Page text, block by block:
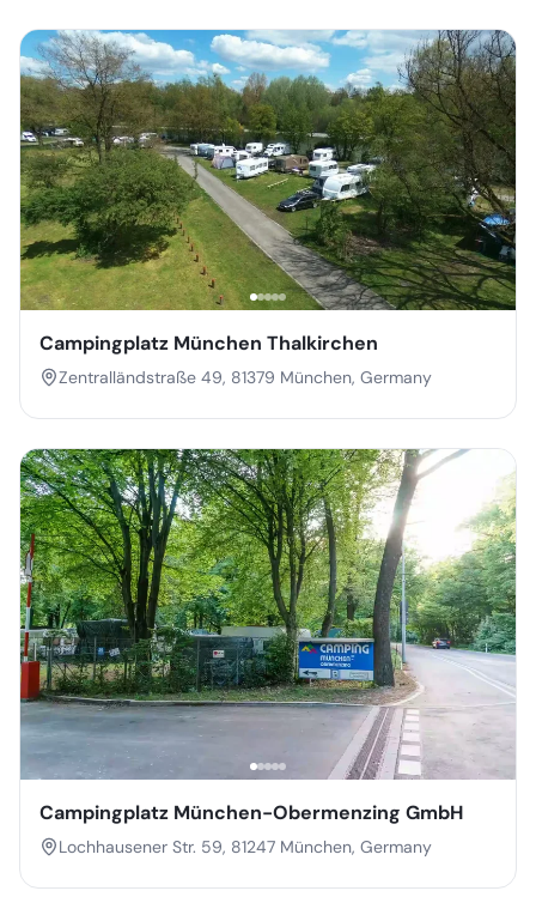
Campingplatz München Thalkirchen
Zentralländstraße 49, 81379 München, Germany
Campingplatz München-Obermenzing GmbH
Lochhausener Str. 59, 81247 München, Germany